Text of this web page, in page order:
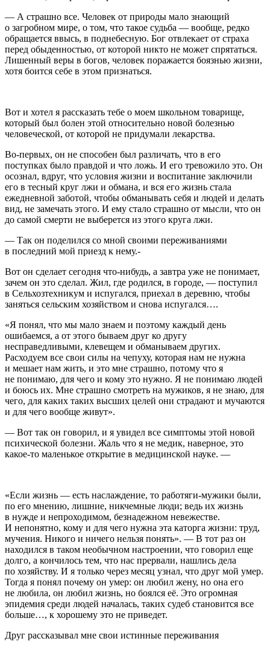
— А страшно все. Человек от природы мало знающий
о загробном мире, о том, что такое судьба — вообще, редко
обращается ввысь, в поднебесную. Бог отвлекает от страха
перед обыденностью, от которой никто не может спрятаться.
Лишенный веры в богов, человек поражается боязнью жизни,
хотя боится себе в этом признаться.
Вот и хотел я рассказать тебе о моем школьном товарище,
который был болен этой относительно новой болезнью
человеческой, от которой не придумали лекарства.
Во-первых, он не способен был различать, что в его
поступках было правдой и что ложь. И его тревожило это. Он
осознал, вдруг, что условия жизни и воспитание заключили
его в тесный круг лжи и обмана, и вся его жизнь стала
ежедневной заботой, чтобы обманывать себя и людей и делать
вид, не замечать этого. И ему стало страшно от мысли, что он
до самой смерти не выберется из этого круга лжи.
— Так он поделился со мной своими переживаниями
в последний мой приезд к нему.-
Вот он сделает сегодня что-нибудь, а завтра уже не понимает,
зачем он это сделал. Жил, где родился, в городе, — поступил
в Сельхозтехникум и испугался, приехал в деревню, чтобы
заняться сельским хозяйством и снова испугался….
«Я понял, что мы мало знаем и поэтому каждый день
ошибаемся, а от этого бываем друг ко другу
несправедливыми, клевещем и обманываем других.
Расходуем все свои силы на чепуху, которая нам не нужна
и мешает нам жить, и это мне страшно, потому что я
не понимаю, для чего и кому это нужно. Я не понимаю людей
и боюсь их. Мне страшно смотреть на мужиков, я не знаю, для
чего, для каких таких высших целей они страдают и мучаются
и для чего вообще живут».
— Вот так он говорил, и я увидел все симптомы этой новой
психической болезни. Жаль что я не медик, наверное, это
какое-то маленькое открытие в медицинской науке. —
«Если жизнь — есть наслаждение, то работяги-мужики были,
по его мнению, лишние, никчемные люди; ведь их жизнь
в нужде и непроходимом, безнадежном невежестве.
И непонятно, кому и для чего нужна эта каторга жизни: труд,
мучения. Никого и ничего нельзя понять». — В тот раз он
находился в таком необычном настроении, что говорил еще
долго, а кончилось тем, что нас прервали, нашлись дела
по хозяйству. И я только через месяц узнал, что друг мой умер.
Тогда я понял почему он умер: он любил жену, но она его
не любила, он любил жизнь, но боялся её. Это огромная
эпидемия среди людей началась, таких судеб становится все
больше…, к хорошему это не приведет.
Друг рассказывал мне свои истинные переживания